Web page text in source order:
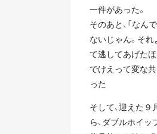
一件があった。
そのあと、「なん
ないじゃん。それ
て逃してあげた
でけえって変な
った
そして、迎えた
ら、ダブルホイ